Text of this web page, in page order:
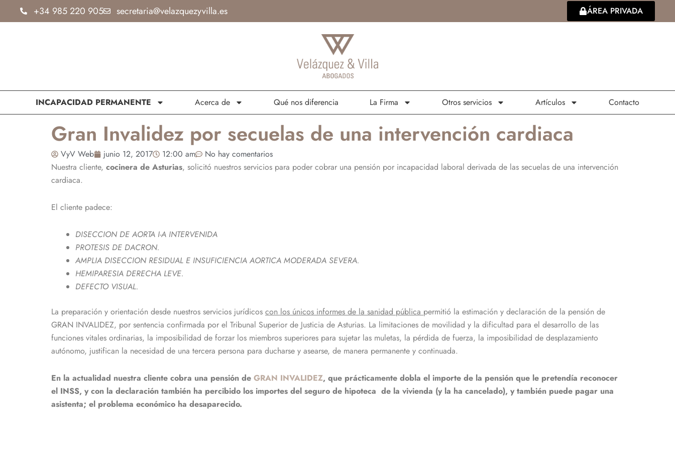
+34 985 220 905 secretaria@velazquezyvilla.es ÁREA PRIVADA
INCAPACIDAD PERMANENTE Acerca de Qué nos diferencia La Firma Otros servicios Artículos Contacto
Gran Invalidez por secuelas de una intervención cardiaca
VyV Web junio 12, 2017 12:00 am
No hay comentarios
Nuestra cliente, cocinera de Asturias, solicitó nuestros servicios para poder cobrar una pensión por incapacidad laboral derivada de las secuelas de una intervención
cardiaca.
El cliente padece:
DISECCION DE AORTA I-A INTERVENIDA
PROTESIS DE DACRON.
AMPLIA DISECCION RESIDUAL E INSUFICIENCIA AORTICA MODERADA SEVERA.
HEMIPARESIA DERECHA LEVE.
DEFECTO VISUAL.
La preparación y orientación desde nuestros servicios jurídicos con los únicos informes de la sanidad pública permitió la estimación y declaración de la pensión de
GRAN INVALIDEZ, por sentencia confirmada por el Tribunal Superior de Justicia de Asturias. La limitaciones de movilidad y la dificultad para el desarrollo de las
funciones vitales ordinarias, la imposibilidad de forzar los miembros superiores para sujetar las muletas, la pérdida de fuerza, la imposibilidad de desplazamiento
autónomo, justifican la necesidad de una tercera persona para ducharse y asearse, de manera permanente y continuada.
En la actualidad nuestra cliente cobra una pensión de GRAN INVALIDEZ, que prácticamente dobla el importe de la pensión que le pretendía reconocer
el INSS, y con la declaración también ha percibido los importes del seguro de hipoteca de la vivienda (y la ha cancelado), y también puede pagar una
asistenta; el problema económico ha desaparecido.